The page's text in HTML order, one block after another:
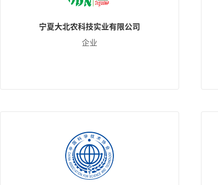
宁夏大北农科技实业有限公司
企业